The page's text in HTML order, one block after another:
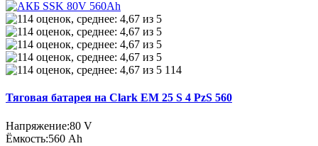
114
Тяговая батарея на Clark EM 25 S 4 PzS 560
Напряжение:80 V
Ёмкость:560 Ah